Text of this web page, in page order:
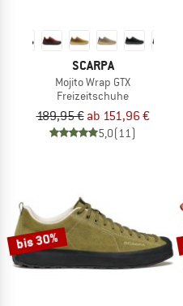
SCARPA
Mojito Wrap GTX
Freizeitschuhe
189,95 € ab 151,96 €
5,0(11)
bis 30%